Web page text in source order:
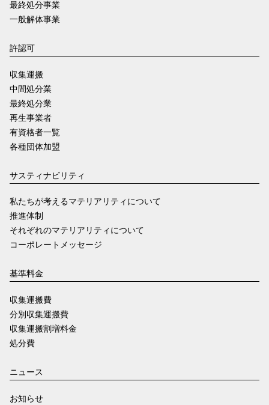
最終処分事業
一般解体事業
許認可
収集運搬
中間処分業
最終処分業
再生事業者
有資格者一覧
各種団体加盟
サスティナビリティ
私たちが考えるマテリアリティについて
推進体制
それぞれのマテリアリティについて
コーポレートメッセージ
基準料金
収集運搬費
分別収集運搬費
収集運搬割増料金
処分費
ニュース
お知らせ